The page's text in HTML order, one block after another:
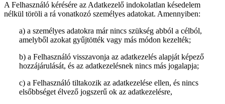
A Felhasználó kérésére az Adatkezelő indokolatlan késedelem
nélkül töröli a rá vonatkozó személyes adatokat. Amennyiben:
a) a személyes adatokra már nincs szükség abból a célból,
amelyből azokat gyűjtötték vagy más módon kezelték;
b) a Felhasználó visszavonja az adatkezelés alapját képező
hozzájárulását, és az adatkezelésnek nincs más jogalapja;
c) a Felhasználó tiltakozik az adatkezelése ellen, és nincs
elsőbbséget élvező jogszerű ok az adatkezelésre,